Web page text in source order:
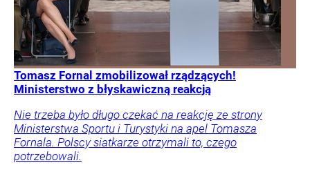
Tomasz Fornal zmobilizował rządzących!
Ministerstwo z błyskawiczną reakcją
Nie trzeba było długo czekać na reakcję ze strony
Ministerstwa Sportu i Turystyki na apel Tomasza
Fornala. Polscy siatkarze otrzymali to, czego
potrzebowali.